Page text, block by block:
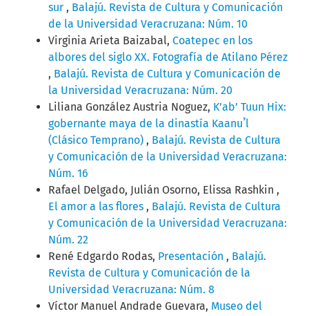
sur , Balajú. Revista de Cultura y Comunicación
de la Universidad Veracruzana: Núm. 10
Virginia Arieta Baizabal, Coatepec en los
albores del siglo XX. Fotografía de Atilano Pérez
, Balajú. Revista de Cultura y Comunicación de
la Universidad Veracruzana: Núm. 20
Liliana González Austria Noguez, K’ab’ Tuun Hix:
gobernante maya de la dinastía Kaanuˀl
(Clásico Temprano) , Balajú. Revista de Cultura
y Comunicación de la Universidad Veracruzana:
Núm. 16
Rafael Delgado, Julián Osorno, Elissa Rashkin ,
El amor a las flores , Balajú. Revista de Cultura
y Comunicación de la Universidad Veracruzana:
Núm. 22
René Edgardo Rodas, Presentación , Balajú.
Revista de Cultura y Comunicación de la
Universidad Veracruzana: Núm. 8
Víctor Manuel Andrade Guevara, Museo del